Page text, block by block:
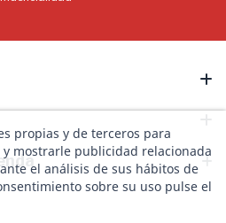
propias y de terceros para
mostrarle publicidad relacionada
el análisis de sus hábitos de
sobre su uso pulse el